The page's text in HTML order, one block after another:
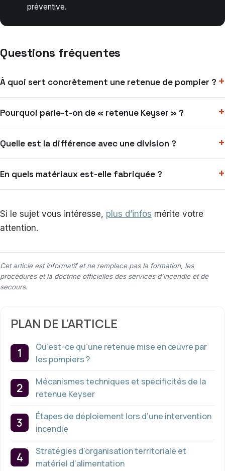
préventive.
Questions fréquentes
À quoi sert concrètement une retenue de pompier ?
Pourquoi parle-t-on de « retenue Keyser » ?
Quelle est la différence avec une division ?
En quels matériaux est-elle fabriquée ?
Si le sujet vous intéresse, plus d’infos mérite votre
attention.
Cet article est informatif et ne remplace pas la formation, les
procédures et la doctrine officielles des services d’incendie et de
secours.
PLAN DE L'ARTICLE
Qu’est-ce qu’une retenue mise en œuvre par
les pompiers ?
Mécanismes techniques et spécificités de la
retenue Keyser
Étapes de déploiement lors d’une intervention
incendie
Stratégies d’organisation territoriale et
matériel d’alimentation